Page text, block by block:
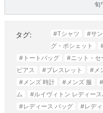
旬
タグ: #Tシャツ #サ
グ・ポシェット
#トートバッグ
#ニット・セ
ピアス
#ブレスレット #メ
#メンズ 時計
#メンズ 服
ム
#ルイヴィトン レディー
#レディース バッグ
#レデ